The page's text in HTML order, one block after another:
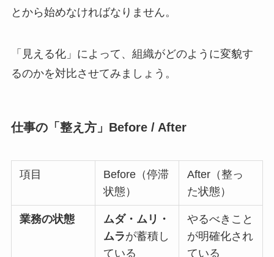
とから始めなければなりません。
「見える化」によって、組織がどのように変貌す
るのかを対比させてみましょう。
仕事の「整え方」Before / After
項目
Before（停滞
状態）
After（整っ
た状態）
業務の状態
ムダ・ムリ・
ムラが蓄積し
ている
やるべきこと
が明確化され
ている